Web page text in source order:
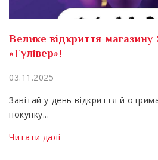
Велике відкриття
«Гулівер»!
03.11.2025
Завітай у день відкриття й
покупку...
Читати далі